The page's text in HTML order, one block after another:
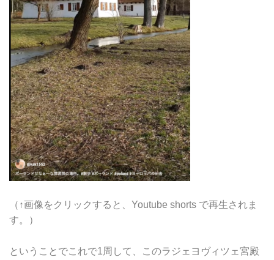
（↑画像をクリックすると、Youtube shorts で再生されま
す。）
ということでこれで1周して、このラジェヨヴィツェ宮殿